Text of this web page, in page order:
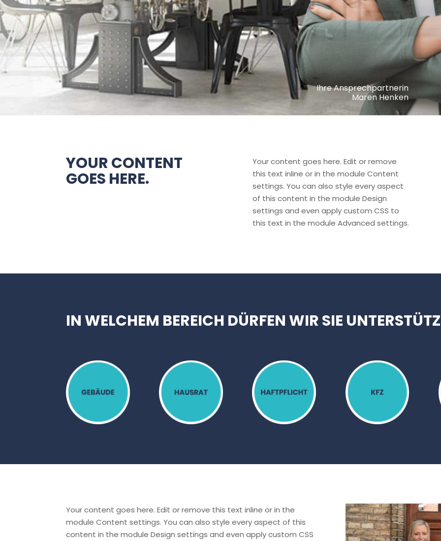
Ihre Ansprechpartnerin
Maren Henken
YOUR CONTENT
GOES HERE.
Your content goes here. Edit or remove
this text inline or in the module Content
settings. You can also style every aspect
of this content in the module Design
settings and even apply custom CSS to
this text in the module Advanced settings.
IN WELCHEM BEREICH DÜRFEN WIR SIE
Your content goes here. Edit or remove this text inline or in the
module Content settings. You can also style every aspect of this
content in the module Design settings and even apply custom CSS